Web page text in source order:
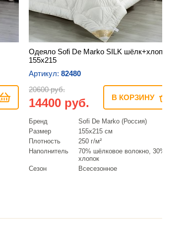
Одеяло Sofi De Marko SILK шёлк+хлопок
155х215
Артикул: 82480
20600 руб.
14400 руб. В КОРЗИНУ
Бренд
Sofi De Marko (Россия)
Размер
155х215 см
Плотность
250 г/м²
Наполнитель
70% шёлковое волокно, 30%
хлопок
Сезон
Всесезонное